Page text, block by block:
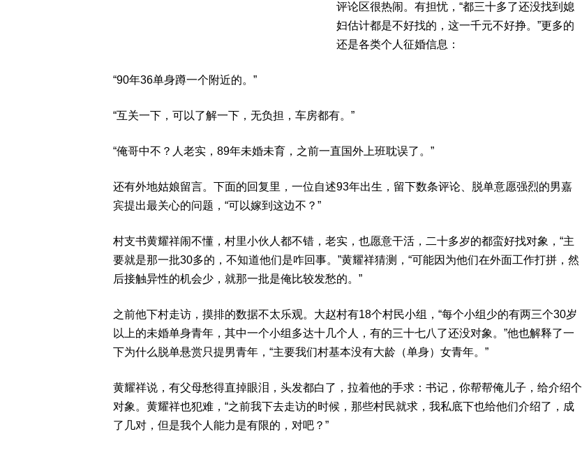
评论区很热闹。有担忧，“都三十多了还没找到媳
妇估计都是不好找的，这一千元不好挣。”更多的
还是各类个人征婚信息：
“90年36单身蹲一个附近的。”
“互关一下，可以了解一下，无负担，车房都有。”
“俺哥中不？人老实，89年未婚未育，之前一直国外上班耽误了。”
还有外地姑娘留言。下面的回复里，一位自述93年出生，留下数条评论、脱单意愿强烈的男嘉
宾提出最关心的问题，“可以嫁到这边不？”
村支书黄耀祥闹不懂，村里小伙人都不错，老实，也愿意干活，二十多岁的都蛮好找对象，“主
要就是那一批30多的，不知道他们是咋回事。”黄耀祥猜测，“可能因为他们在外面工作打拼，然
后接触异性的机会少，就那一批是俺比较发愁的。”
之前他下村走访，摸排的数据不太乐观。大赵村有18个村民小组，“每个小组少的有两三个30岁
以上的未婚单身青年，其中一个小组多达十几个人，有的三十七八了还没对象。”他也解释了一
下为什么脱单悬赏只提男青年，“主要我们村基本没有大龄（单身）女青年。”
黄耀祥说，有父母愁得直掉眼泪，头发都白了，拉着他的手求：书记，你帮帮俺儿子，给介绍个
对象。黄耀祥也犯难，“之前我下去走访的时候，那些村民就求，我私底下也给他们介绍了，成
了几对，但是我个人能力是有限的，对吧？”